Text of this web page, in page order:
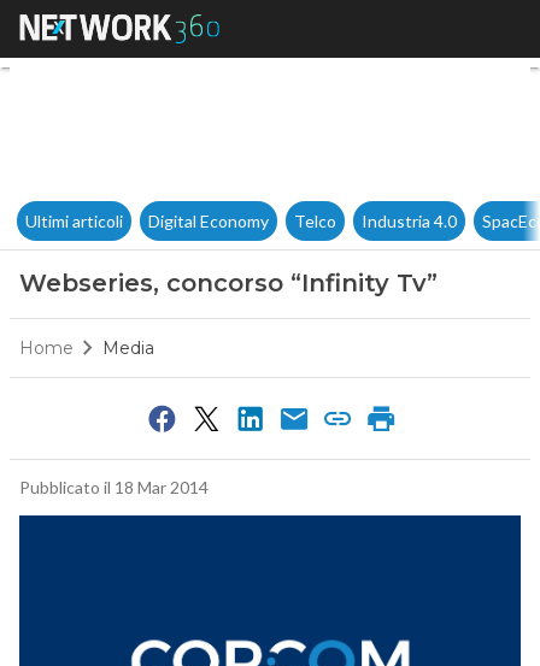
Webseries, concorso “Infinity
Ultimi articoli Digital Economy Telco Industria 4.0
Webseries, concorso “Infinity Tv”
Home Media
Pubblicato il 18 Mar 2014